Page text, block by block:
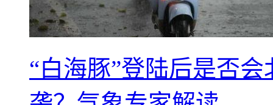
“白海豚”登陆后是否